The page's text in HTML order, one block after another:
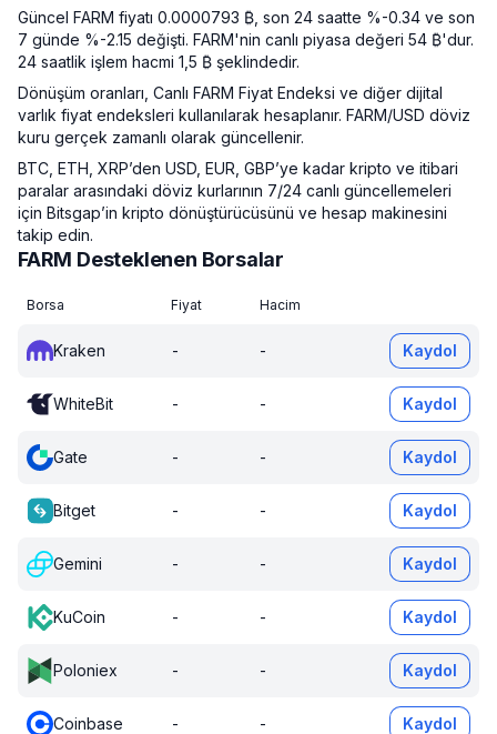
Güncel FARM fiyatı 0.0000793 ₿, son 24 saatte %-0.34 ve son
7 günde %-2.15 değişti. FARM'nin canlı piyasa değeri 54 ₿'dur.
24 saatlik işlem hacmi 1,5 ₿ şeklindedir.
Dönüşüm oranları, Canlı FARM Fiyat Endeksi ve diğer dijital
varlık fiyat endeksleri kullanılarak hesaplanır. FARM/USD döviz
kuru gerçek zamanlı olarak güncellenir.
BTC, ETH, XRP’den USD, EUR, GBP’ye kadar kripto ve itibari
paralar arasındaki döviz kurlarının 7/24 canlı güncellemeleri
için Bitsgap’in kripto dönüştürücüsünü ve hesap makinesini
takip edin.
FARM Desteklenen Borsalar
Borsa Fiyat Hacim
Kraken - - Kaydol
WhiteBit - - Kaydol
Gate - - Kaydol
Bitget - - Kaydol
Gemini - - Kaydol
KuCoin - - Kaydol
Poloniex - - Kaydol
Coinbase - - Kaydol